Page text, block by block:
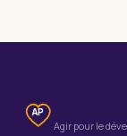
AP
Agir pour le